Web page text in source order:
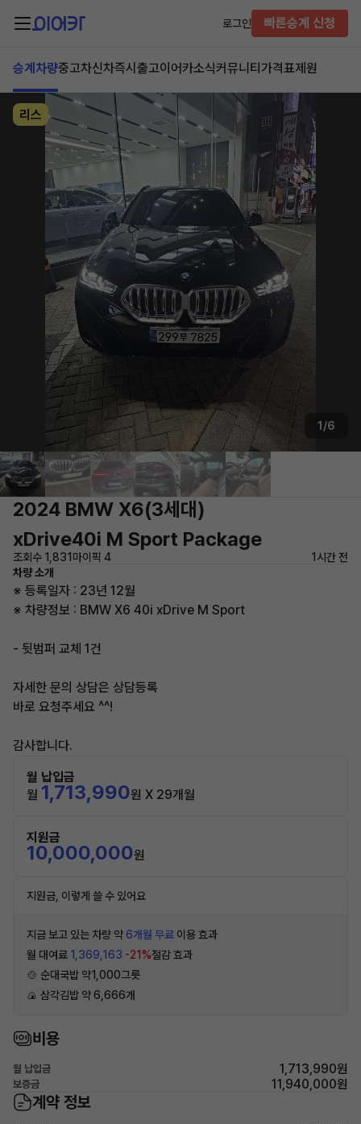
로그인 빠른승계 신청
승계차량중고차신차즉시출고이어카소식커뮤니티 가격표제원
리스
1/6
2024 BMW X6(3세대)
xDrive40i M Sport Package
조회수 1,831 마이픽 4
1시간 전
차량 소개
※ 등록일자 : 23년 12월
※ 차량정보 : BMW X6 40i xDrive M Sport
- 뒷범퍼 교체 1건
자세한 문의 상담은 상담등록
바로 요청주세요 ^^!
감사합니다.
월 납입금
월 1,713,990원 X 29개월
지원금
10,000,000원
지원금, 이렇게 쓸 수 있어요
지금 보고 있는 차량 약 6개월 무료 이용 효과
월 대여료 1,369,163 -21%절감 효과
🍲 순대국밥 약1,000그릇
🍙 삼각김밥 약 6,666개
비용
월 납입금 1,713,990원
보증금 11,940,000원
계약 정보